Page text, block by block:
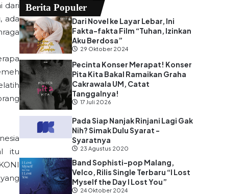
dari
ada
itu
Berita Populer
Dari Novel ke Layar Lebar, Ini
Fakta-fakta Film “Tuhan, Izinkan
Aku Berdosa”
29 Oktober 2024
Pecinta Konser Merapat! Konser
Pita Kita Bakal Ramaikan Graha
Cakrawala UM, Catat
Tanggalnya!
17 Juli 2026
Pada Siap Nanjak Rinjani Lagi Gak
Nih? Simak Dulu Syarat -
Syaratnya
23 Agustus 2020
Band Sophisti-pop Malang,
Velco, Rilis Single Terbaru “I Lost
Myself the Day I Lost You”
24 Oktober 2024